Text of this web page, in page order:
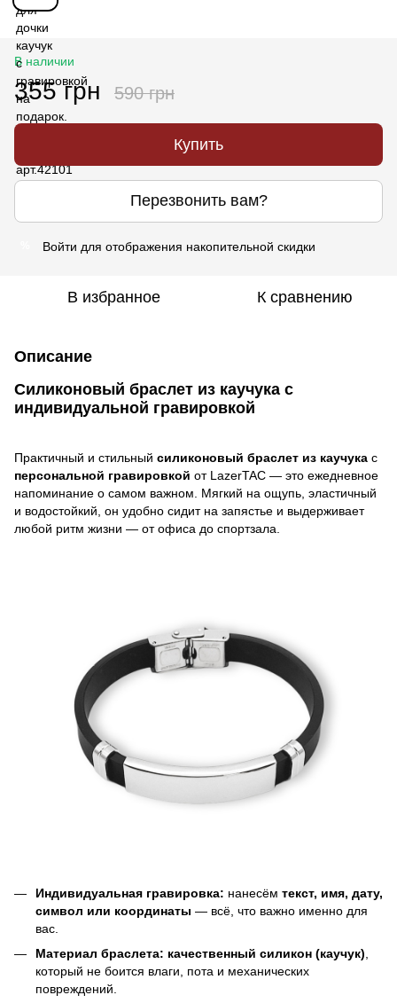
В наличии
355 грн 590 грн
Купить
Перезвонить вам?
Войти для отображения накопительной скидки
В избранное К сравнению
Описание
Силиконовый браслет из каучука с
индивидуальной гравировкой
Практичный и стильный силиконовый браслет из каучука с
персональной гравировкой от LazerTAC — это ежедневное
напоминание о самом важном. Мягкий на ощупь, эластичный
и водостойкий, он удобно сидит на запястье и выдерживает
любой ритм жизни — от офиса до спортзала.
Индивидуальная гравировка: нанесём текст, имя, дату,
символ или координаты — всё, что важно именно для
вас.
Материал браслета: качественный силикон (каучук),
который не боится влаги, пота и механических
повреждений.